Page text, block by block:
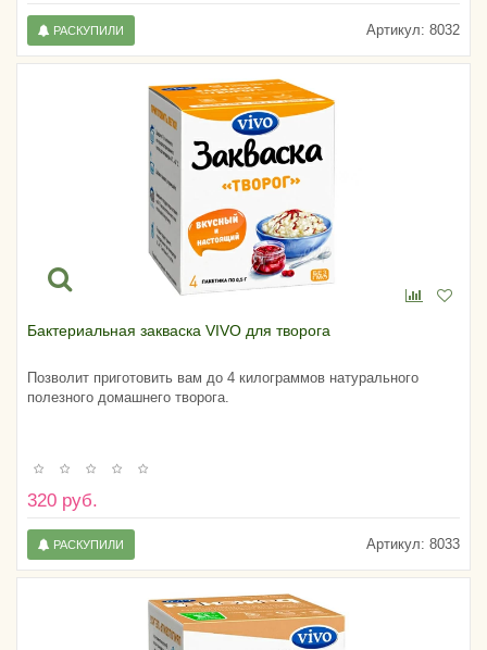
Артикул: 8032
РАСКУПИЛИ
Бактериальная закваска VIVO для творога
Позволит приготовить вам до 4 килограммов натурального
полезного домашнего творога.
320 руб.
Артикул: 8033
РАСКУПИЛИ